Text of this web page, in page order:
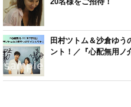
田村ツトム＆沙倉ゆう
ント！／『心配無用ノ